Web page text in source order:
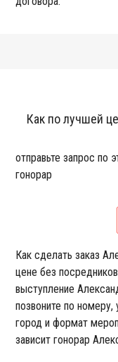
Как по лучшей
отправьте запрос по
гонорар
Как сделать заказ
цене без
выступление
позвоните по номеру,
город и формат
зависит гонорар